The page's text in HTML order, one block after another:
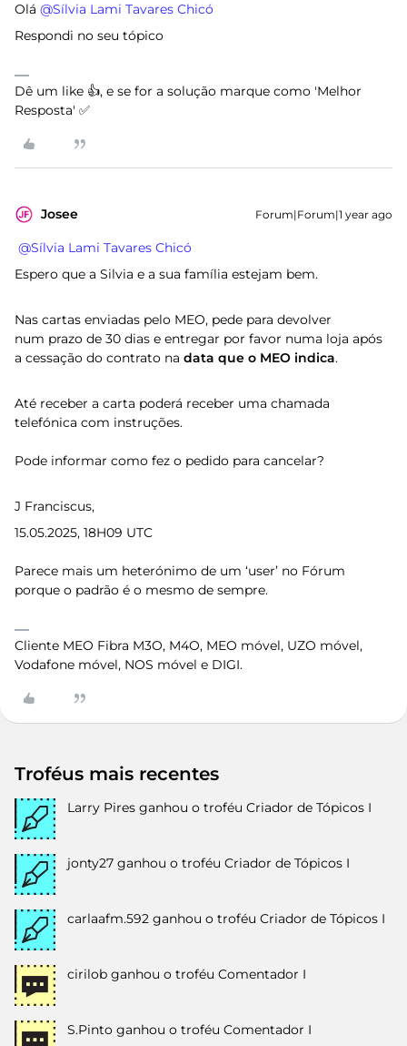
Olá ​ @Sílvia Lami Tavares Chicó
Respondi no seu tópico
Dê um like 👍, e se for a solução marque como 'Melhor
Resposta' ✅
Josee Forum|Forum|1 year ago
@Sílvia Lami Tavares Chicó
Espero que a Silvia e a sua família estejam bem.
Nas cartas enviadas pelo MEO, pede para devolver
num prazo de 30 dias e entregar por favor numa loja após
a cessação do contrato na data que o MEO indica.
Até receber a carta poderá receber uma chamada
telefónica com instruções.
Pode informar como fez o pedido para cancelar?
J Franciscus,
15.05.2025, 18H09 UTC
Parece mais um heterónimo de um ‘user’ no Fórum
porque o padrão é o mesmo de sempre.
Cliente MEO Fibra M3O, M4O, MEO móvel, UZO móvel,
Vodafone móvel, NOS móvel e DIGI.
Troféus mais recentes
Larry Pires ganhou o troféu Criador de Tópicos I
jonty27 ganhou o troféu Criador de Tópicos I
carlaafm.592 ganhou o troféu Criador de Tópicos I
cirilob ganhou o troféu Comentador I
S.Pinto ganhou o troféu Comentador I